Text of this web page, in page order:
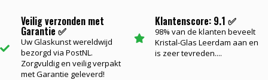
Veilig verzonden met
Garantie ✅
Uw Glaskunst wereldwijd
bezorgd via PostNL.
Zorgvuldig en veilig verpakt
met Garantie geleverd!
Klantenscore: 9.1 ✅
98% van de klanten beveelt
Kristal-Glas Leerdam aan en
is zeer tevreden....